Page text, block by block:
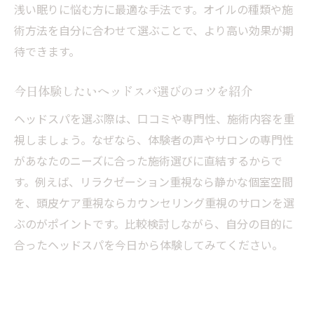
ヘッドスパ専門店が選ばれる理由と効果を
検証
頭皮と髪にやさしいヘッドスパの秘密を解
専門的なケアで髪質が変わるヘッドスパの
力
口コミで人気のヘッドスパ技術と実感ポイ
ント
オイルヘッドスパが頭皮に与えるメリット
とは
今日から始めるヘッドスパで美髪を目指す
浅い眠りに悩む方に最適な手法です。オイルの種類や施
術方法を自分に合わせて選ぶことで、より高い効果が期
待できます。
今日体験したいヘッドスパ選びのコツを紹介
ヘッドスパを選ぶ際は、口コミや専門性、施術内容を重
視しましょう。なぜなら、体験者の声やサロンの専門性
があなたのニーズに合った施術選びに直結するからで
す。例えば、リラクゼーション重視なら静かな個室空間
を、頭皮ケア重視ならカウンセリング重視のサロンを選
ぶのがポイントです。比較検討しながら、自分の目的に
合ったヘッドスパを今日から体験してみてください。